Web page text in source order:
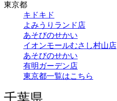
東京都
キドキド
よみうりランド店
あそびのせかい
イオンモールむさし村山店
あそびのせかい
有明ガーデン店
東京都一覧はこちら